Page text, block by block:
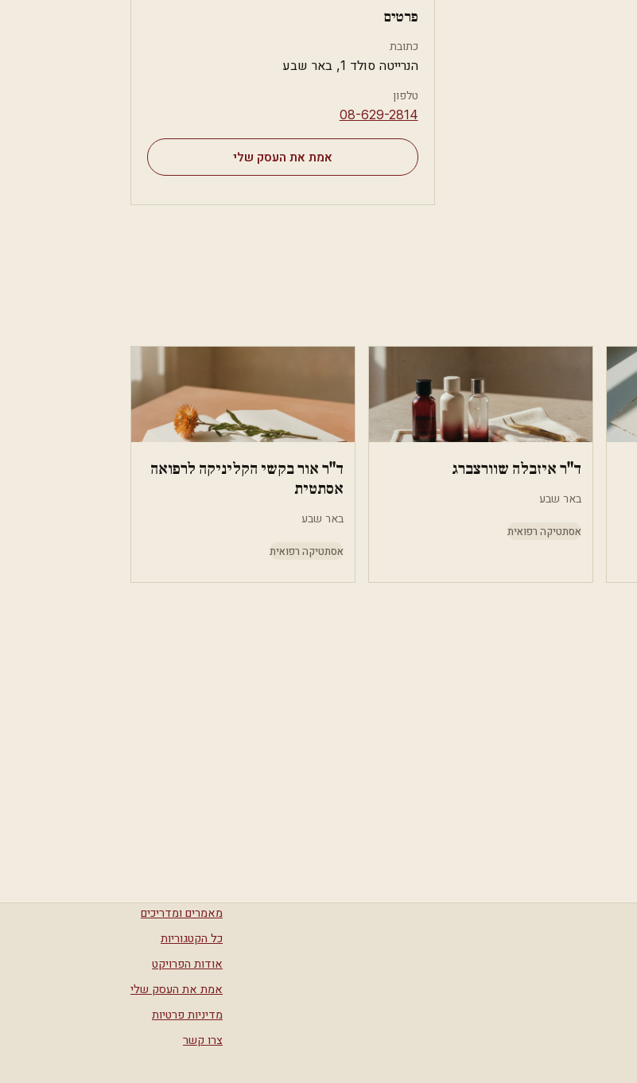
פרטים
כתובת
הנרייטה סולד 1, באר שבע
טלפון
⁦08-629-2814⁩
אמת את העסק שלי
ד"ר איזבלה שוורצברג
באר שבע
אסתטיקה רפואית
ד"ר אור בקשי הקליניקה לרפואה
אסתטית
באר שבע
אסתטיקה רפואית
מאמרים ומדריכים
כל הקטגוריות
אודות הפרויקט
אמת את העסק שלי
מדיניות פרטיות
צרו קשר